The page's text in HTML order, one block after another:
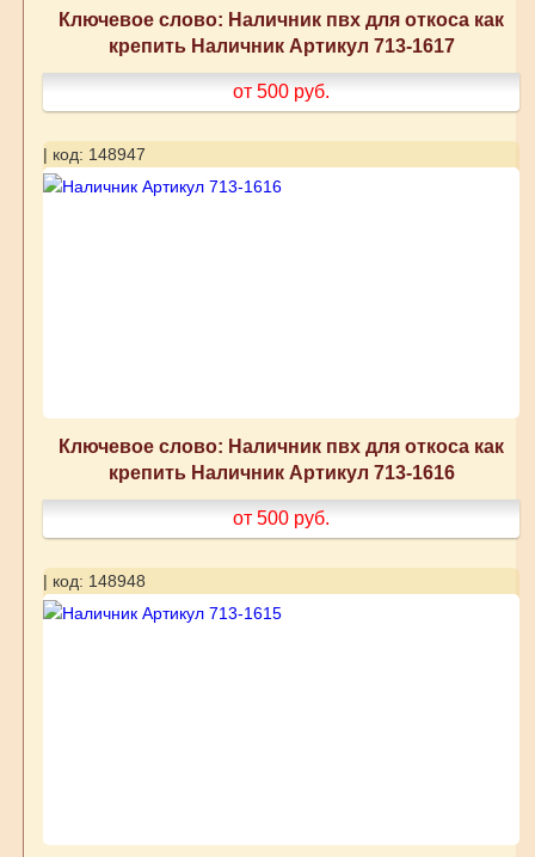
Ключевое слово: Наличник пвх для откоса как
крепить Наличник Артикул 713-1617
от 500 руб.
| код: 148947
Ключевое слово: Наличник пвх для откоса как
крепить Наличник Артикул 713-1616
от 500 руб.
| код: 148948